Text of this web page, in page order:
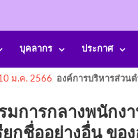
บุคลากร ประกาศ
ม.ค. 2566 องค์การบริหารส่วน
การกลางพนักง
ยกชื่ออย่างอื่น ข